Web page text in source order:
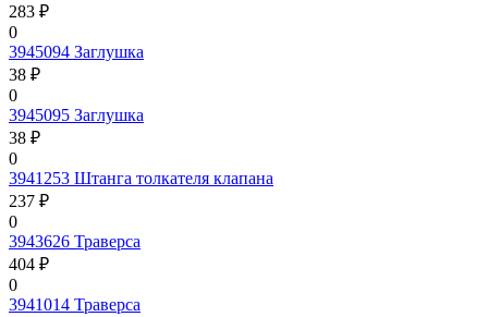
283 ₽
0
3945094 Заглушка
38 ₽
0
3945095 Заглушка
38 ₽
0
3941253 Штанга толкателя клапана
237 ₽
0
3943626 Траверса
404 ₽
0
3941014 Траверса